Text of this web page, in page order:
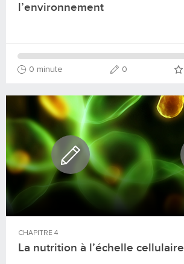
l’environnement
0 minute 0
CHAPITRE 4
La nutrition à l’échelle cellulaire